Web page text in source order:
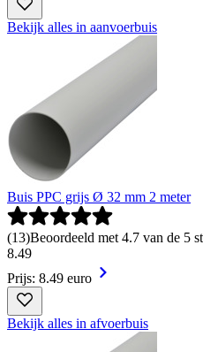
Bekijk alles in aanvoerbuis
Buis PPC grijs Ø 32 mm 2 meter
(13)Beoordeeld met 4.7 van de 5
8.49
Prijs: 8.49 euro
Bekijk alles in afvoerbuis